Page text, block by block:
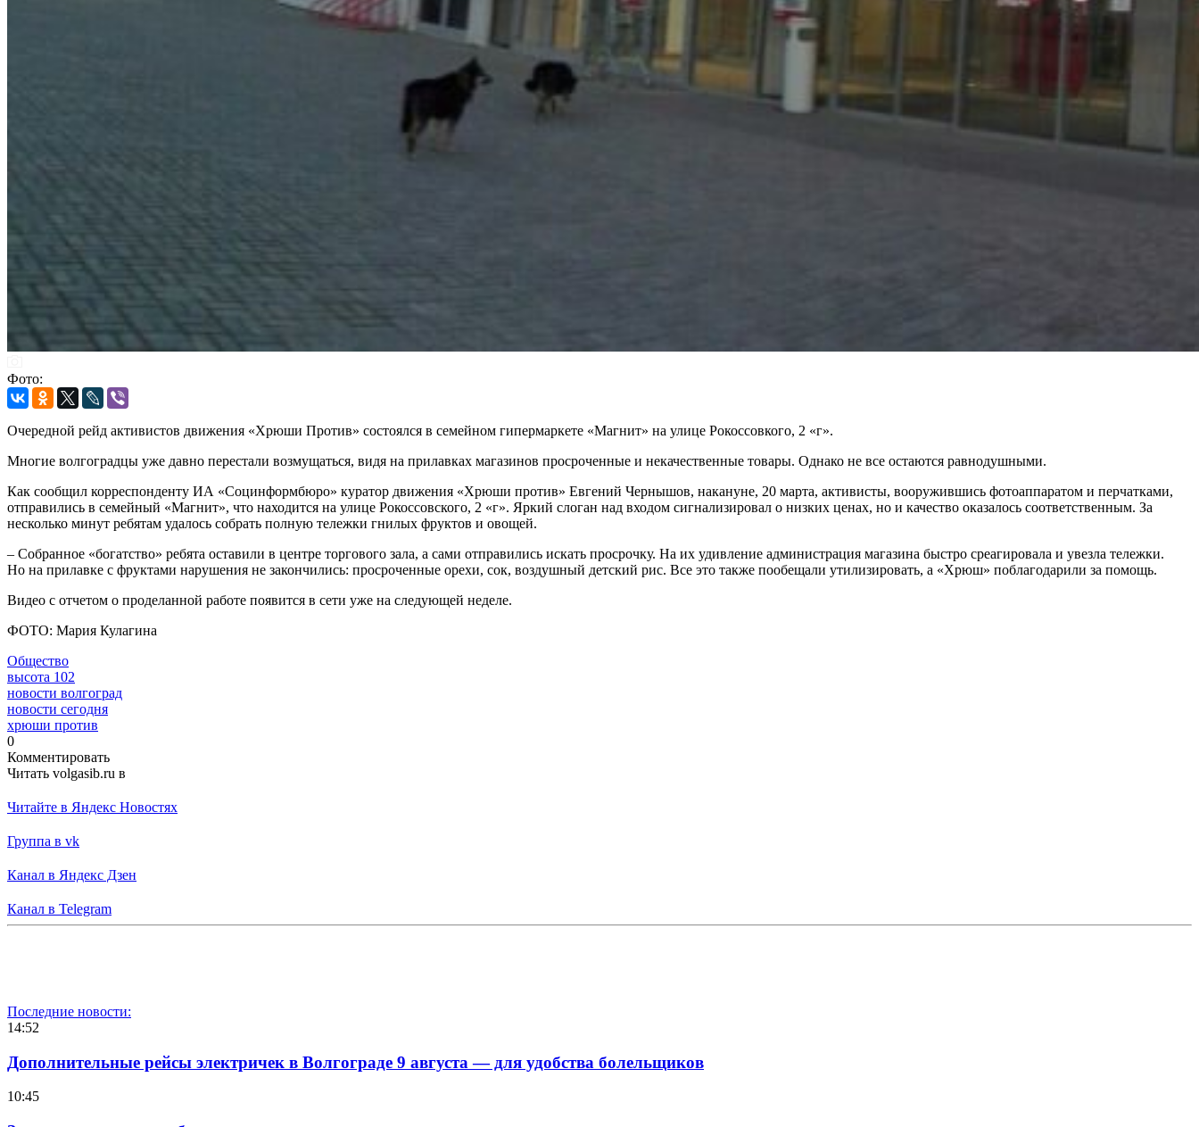
Фото:
Очередной рейд активистов движения «Хрюши Против» состоялся в семейном гипермаркете «Магнит» на улице Рокоссовкого, 2 «г».
Многие волгоградцы уже давно перестали возмущаться, видя на прилавках магазинов просроченные и некачественные товары. Однако не все остаются равнодушными.
Как сообщил корреспонденту ИА «Социнформбюро» куратор движения «Хрюши против» Евгений Чернышов, накануне, 20 марта, активисты, вооружившись фотоаппаратом и перчатками,
отправились в семейный «Магнит», что находится на улице Рокоссовского, 2 «г». Яркий слоган над входом сигнализировал о низких ценах, но и качество оказалось соответственным. За
несколько минут ребятам удалось собрать полную тележки гнилых фруктов и овощей.
– Собранное «богатство» ребята оставили в центре торгового зала, а сами отправились искать просрочку. На их удивление администрация магазина быстро среагировала и увезла тележки.
Но на прилавке с фруктами нарушения не закончились: просроченные орехи, сок, воздушный детский рис. Все это также пообещали утилизировать, а «Хрюш» поблагодарили за помощь.
Видео с отчетом о проделанной работе появится в сети уже на следующей неделе.
ФОТО: Мария Кулагина
Общество
высота 102
новости волгоград
новости сегодня
хрюши против
0
Комментировать
Читать volgasib.ru в
Читайте в Яндекс Новостях
Группа в vk
Канал в Яндекс Дзен
Канал в Telegram
Последние новости:
14:52
Дополнительные рейсы электричек в Волгограде 9 августа — для удобства болельщиков
10:45